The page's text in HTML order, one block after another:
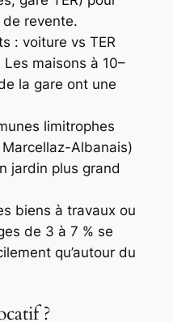
revente.
: voiture vs TER
maisons à 10–
la gare ont une
limitrophes
Albanais)
jardin plus grand
biens à travaux ou
de 3 à 7 % se
qu’autour du
?